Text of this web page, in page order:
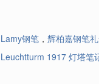
Lamy钢笔 ， 辉柏嘉钢笔
Leuchtturm 1917 灯塔笔